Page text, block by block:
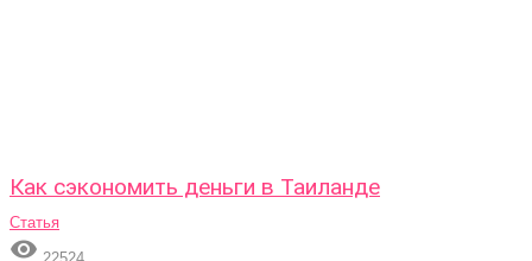
Как сэкономить деньги в Таиланде
Статья
